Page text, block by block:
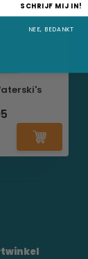
SCHRIJF MIJ IN!
NEE, BEDANKT